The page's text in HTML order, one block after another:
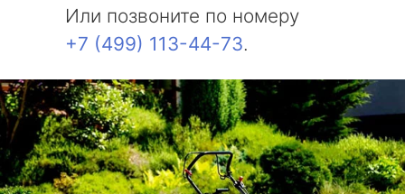
Или позвоните по номеру
+7 (499) 113-44-73.